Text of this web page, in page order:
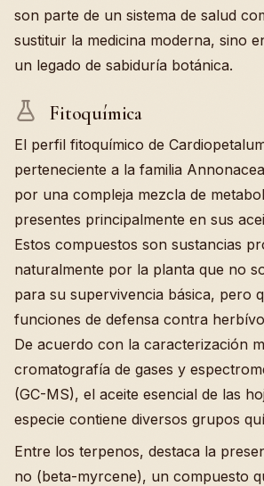
son parte de un sistema de salud
sustituir la medicina moderna, sino
un legado de sabiduría botánica.
Fitoquímica
El perfil fitoquímico de
perteneciente a la familia
por una compleja mezcla de
presentes principalmente en sus
Estos compuestos son sustancias
naturalmente por la planta que no
para su supervivencia básica, pero
funciones de defensa contra
De acuerdo con la caracterización
cromatografía de gases y
(GC-MS), el aceite esencial de las
especie contiene diversos grupos
Entre los terpenos, destaca la
no (beta-myrcene), un compuesto